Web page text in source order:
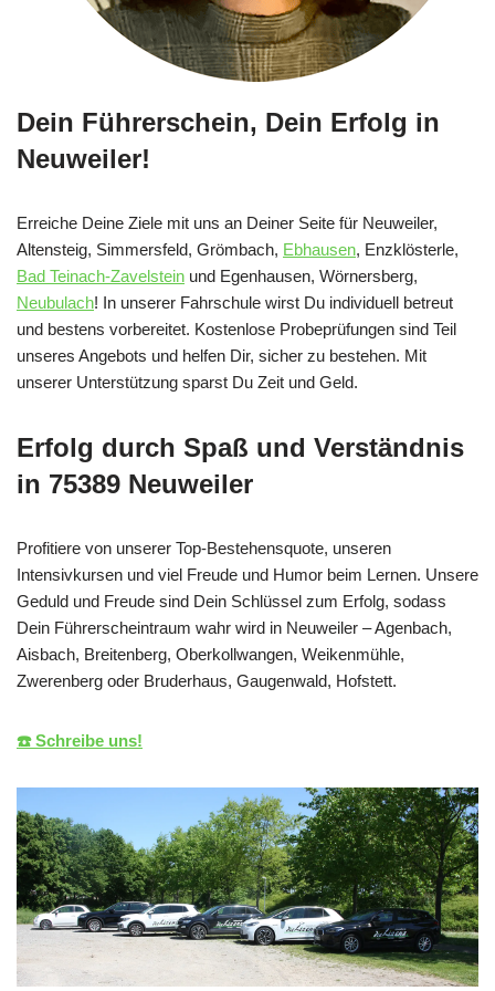
Dein Führerschein, Dein Erfolg in
Neuweiler!
Erreiche Deine Ziele mit uns an Deiner Seite für Neuweiler,
Altensteig, Simmersfeld, Grömbach, Ebhausen, Enzklösterle,
Bad Teinach-Zavelstein und Egenhausen, Wörnersberg,
Neubulach! In unserer Fahrschule wirst Du individuell betreut
und bestens vorbereitet. Kostenlose Probeprüfungen sind Teil
unseres Angebots und helfen Dir, sicher zu bestehen. Mit
unserer Unterstützung sparst Du Zeit und Geld.
Erfolg durch Spaß und Verständnis
in 75389 Neuweiler
Profitiere von unserer Top-Bestehensquote, unseren
Intensivkursen und viel Freude und Humor beim Lernen. Unsere
Geduld und Freude sind Dein Schlüssel zum Erfolg, sodass
Dein Führerscheintraum wahr wird in Neuweiler – Agenbach,
Aisbach, Breitenberg, Oberkollwangen, Weikenmühle,
Zwerenberg oder Bruderhaus, Gaugenwald, Hofstett.
☎️ Schreibe uns!